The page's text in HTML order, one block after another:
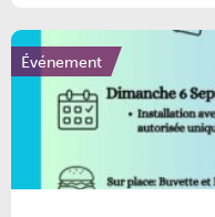
Événement